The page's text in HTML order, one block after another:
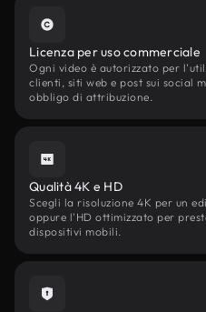
Licenza per uso commerciale
Ogni video è autorizzato per
clienti, siti web e post sui social
obbligo di attribuzione.
Qualità 4K e HD
Scegli la risoluzione 4K per un
oppure l'HD ottimizzato per
dispositivi mobili.